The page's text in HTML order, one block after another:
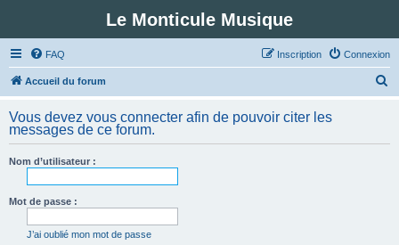
Le Monticule Musique
FAQ Connexion
Inscription
Accueil du forum
h
Vous devez vous connecter afin de pouvoir citer les
messages de ce forum.
Nom d’utilisateur :
Mot de passe :
J’ai oublié mon mot de passe